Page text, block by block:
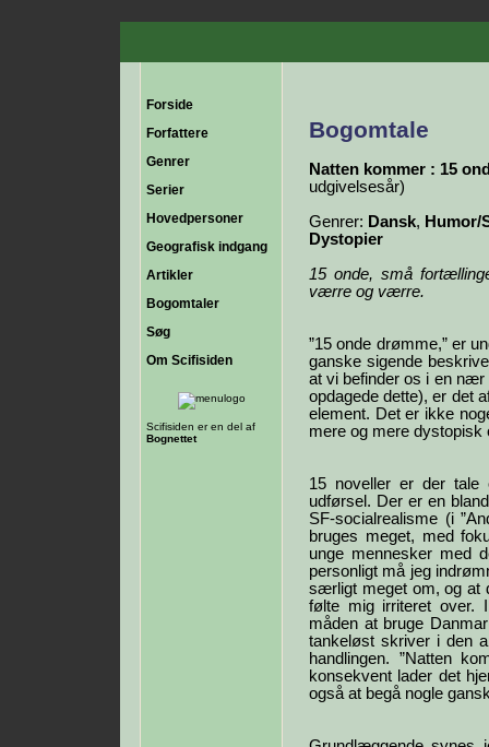
Forside
Forfattere
Genrer
Serier
Hovedpersoner
Geografisk indgang
Artikler
Bogomtaler
Søg
Om Scifisiden
Scifisiden er en del af
Bognettet
Bogomtale
Natten kommer : 15
udgivelsesår)
Genrer: Dansk, Humor/
Dystopier
15 onde, små
værre og værre.
”15 onde drømme,” er
ganske sigende
at vi befinder os i en nær
opdagede dette), er det
element. Det er ikke
mere og mere
15 noveller er der
udførsel. Der er en
SF-socialrealisme (i
bruges meget, med
unge mennesker med
personligt må jeg
særligt meget om, og at
følte mig irriteret over.
måden at bruge
tankeløst skriver i den
handlingen. ”Natten
konsekvent lader det
også at begå nogle